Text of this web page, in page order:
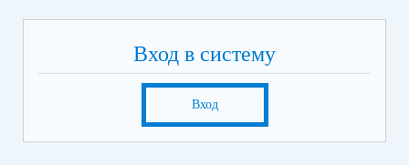
Вход в систему
Вход